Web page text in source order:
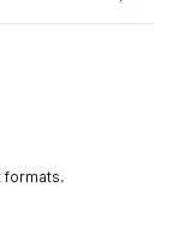
formats.